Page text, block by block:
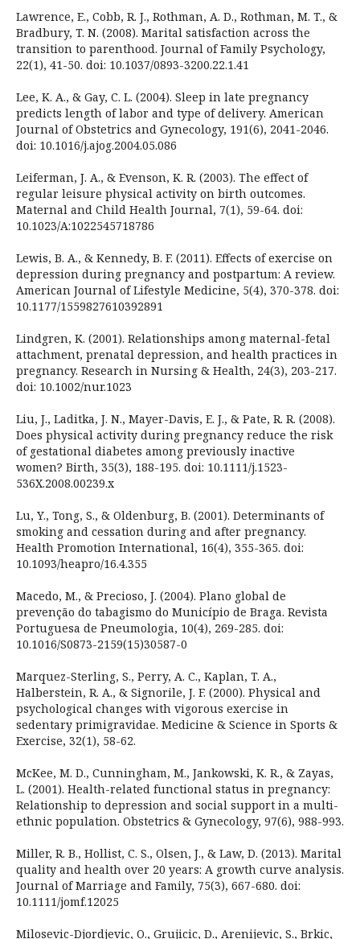
Lawrence, E., Cobb, R. J., Rothman, A. D., Rothman, M. T., &
Bradbury, T. N. (2008). Marital satisfaction across the
transition to parenthood. Journal of Family Psychology,
22(1), 41-50. doi: 10.1037/0893-3200.22.1.41
Lee, K. A., & Gay, C. L. (2004). Sleep in late pregnancy
predicts length of labor and type of delivery. American
Journal of Obstetrics and Gynecology, 191(6), 2041-2046.
doi: 10.1016/j.ajog.2004.05.086
Leiferman, J. A., & Evenson, K. R. (2003). The effect of
regular leisure physical activity on birth outcomes.
Maternal and Child Health Journal, 7(1), 59-64. doi:
10.1023/A:1022545718786
Lewis, B. A., & Kennedy, B. F. (2011). Effects of exercise on
depression during pregnancy and postpartum: A review.
American Journal of Lifestyle Medicine, 5(4), 370-378. doi:
10.1177/1559827610392891
Lindgren, K. (2001). Relationships among maternal-fetal
attachment, prenatal depression, and health practices in
pregnancy. Research in Nursing & Health, 24(3), 203-217.
doi: 10.1002/nur.1023
Liu, J., Laditka, J. N., Mayer-Davis, E. J., & Pate, R. R. (2008).
Does physical activity during pregnancy reduce the risk
of gestational diabetes among previously inactive
women? Birth, 35(3), 188-195. doi: 10.1111/j.1523-
536X.2008.00239.x
Lu, Y., Tong, S., & Oldenburg, B. (2001). Determinants of
smoking and cessation during and after pregnancy.
Health Promotion International, 16(4), 355-365. doi:
10.1093/heapro/16.4.355
Macedo, M., & Precioso, J. (2004). Plano global de
prevenção do tabagismo do Município de Braga. Revista
Portuguesa de Pneumologia, 10(4), 269-285. doi:
10.1016/S0873-2159(15)30587-0
Marquez-Sterling, S., Perry, A. C., Kaplan, T. A.,
Halberstein, R. A., & Signorile, J. F. (2000). Physical and
psychological changes with vigorous exercise in
sedentary primigravidae. Medicine & Science in Sports &
Exercise, 32(1), 58-62.
McKee, M. D., Cunningham, M., Jankowski, K. R., & Zayas,
L. (2001). Health-related functional status in pregnancy:
Relationship to depression and social support in a multi-
ethnic population. Obstetrics & Gynecology, 97(6), 988-993.
Miller, R. B., Hollist, C. S., Olsen, J., & Law, D. (2013). Marital
quality and health over 20 years: A growth curve analysis.
Journal of Marriage and Family, 75(3), 667-680. doi:
10.1111/jomf.12025
Milosevic-Djordjevic, O., Grujicic, D., Arenijevic, S., Brkic,